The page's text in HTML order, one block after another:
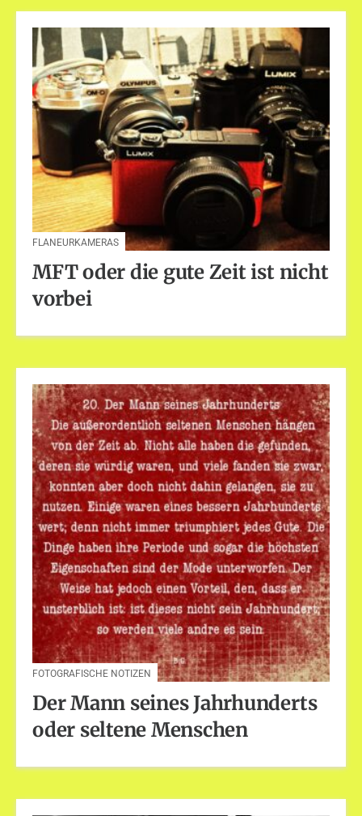
FLANEURKAMERAS
MFT oder die gute Zeit ist nicht
vorbei
FOTOGRAFISCHE NOTIZEN
Der Mann seines Jahrhunderts
oder seltene Menschen